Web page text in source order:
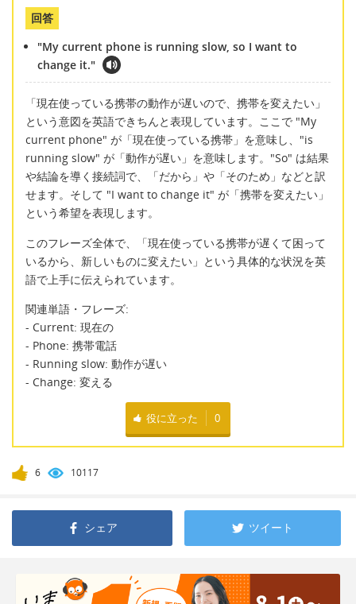
回答
"My current phone is running slow, so I want to
change it."
「現在使っている携帯の動作が遅いので、携帯を変えたい」
という意図を英語できちんと表現しています。ここで "My
current phone" が「現在使っている携帯」を意味し、"is
running slow" が「動作が遅い」を意味します。"So" は結果
や結論を導く接続詞で、「だから」や「そのため」などと訳
せます。そして "I want to change it" が「携帯を変えたい」
という希望を表現します。
このフレーズ全体で、「現在使っている携帯が遅くて困って
いるから、新しいものに変えたい」という具体的な状況を英
語で上手に伝えられています。
関連単語・フレーズ:
- Current: 現在の
- Phone: 携帯電話
- Running slow: 動作が遅い
- Change: 変える
役に立った 0
6 10117
シェア ツイート